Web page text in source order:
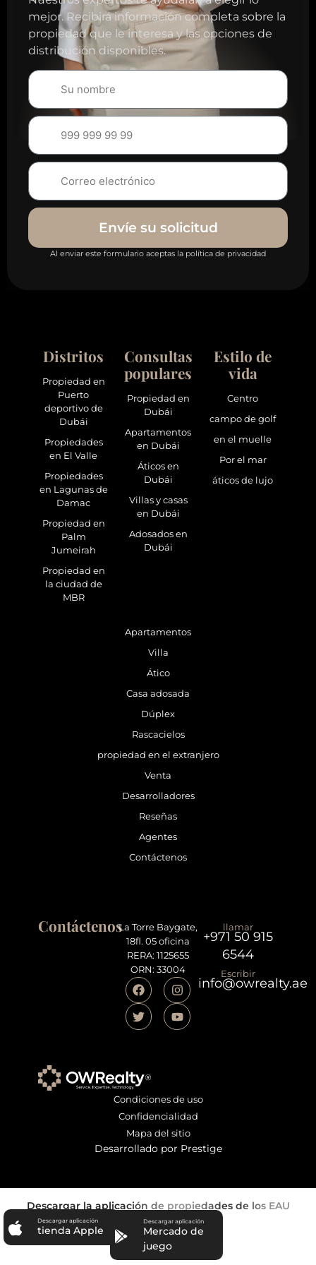
mejor. Recibirá información completa sobre la
propiedad que le interesa y las opciones de
distribución disponibles.
Envíe su solicitud
Al enviar este formulario aceptas la política de privacidad
Distritos
Propiedad en
Puerto
deportivo de
Dubái
Propiedades
en El Valle
Propiedades
en Lagunas de
Damac
Propiedad en
Palm
Jumeirah
Propiedad en
la ciudad de
MBR
Consultas
populares
Propiedad en
Dubái
Apartamentos
en Dubái
Áticos en
Dubái
Villas y casas
en Dubái
Adosados en
Dubái
Estilo de
vida
Centro
campo de golf
en el muelle
Por el mar
áticos de lujo
Apartamentos
Villa
Ático
Casa adosada
Dúplex
Rascacielos
propiedad en el extranjero
Venta
Desarrolladores
Reseñas
Agentes
Contáctenos
ContáctenosLa Torre Baygate,
18fl. 05 oficina
RERA: 1125655
ORN: 33004
llamar
+971 50 915
6544
Escribir
info@owrealty.ae
Condiciones de uso
Confidencialidad
Mapa del sitio
Desarrollado por Prestige
Descargar la aplicación de propiedades de los EAU
Descargar aplicación
tienda Apple
Descargar aplicación
Mercado de
juego